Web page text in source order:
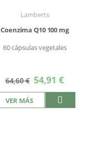
Lamberts
Coenzima Q10 100 mg
60 cápsulas vegetales
64,60 € Precio
especial
54,91 €
VER MÁS